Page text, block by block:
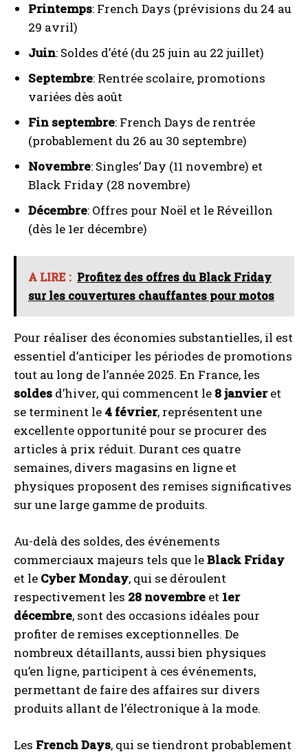
Printemps: French Days (prévisions du 24 au
29 avril)
Juin: Soldes d’été (du 25 juin au 22 juillet)
Septembre: Rentrée scolaire, promotions
variées dès août
Fin septembre: French Days de rentrée
(probablement du 26 au 30 septembre)
Novembre: Singles’ Day (11 novembre) et
Black Friday (28 novembre)
Décembre: Offres pour Noël et le Réveillon
(dès le 1er décembre)
A LIRE : Profitez des offres du Black Friday
sur les couvertures chauffantes pour motos
Pour réaliser des économies substantielles, il est
essentiel d’anticiper les périodes de promotions
tout au long de l’année 2025. En France, les
soldes d’hiver, qui commencent le 8 janvieret
se terminent le 4 février, représentent une
excellente opportunité pour se procurer des
articles à prix réduit. Durant ces quatre
semaines, divers magasins en ligne et
physiques proposent des remises significatives
sur une large gamme de produits.
Au-delà des soldes, des événements
commerciaux majeurs tels que leBlack Friday
et le Cyber Monday, qui se déroulent
respectivement les 28 novembre et 1er
décembre, sont des occasions idéales pour
profiter de remises exceptionnelles. De
nombreux détaillants, aussi bien physiques
qu’en ligne, participent à ces événements,
permettant de faire des affaires sur divers
produits allant de l’électronique à la mode.
Les French Days, qui se tiendront probablement